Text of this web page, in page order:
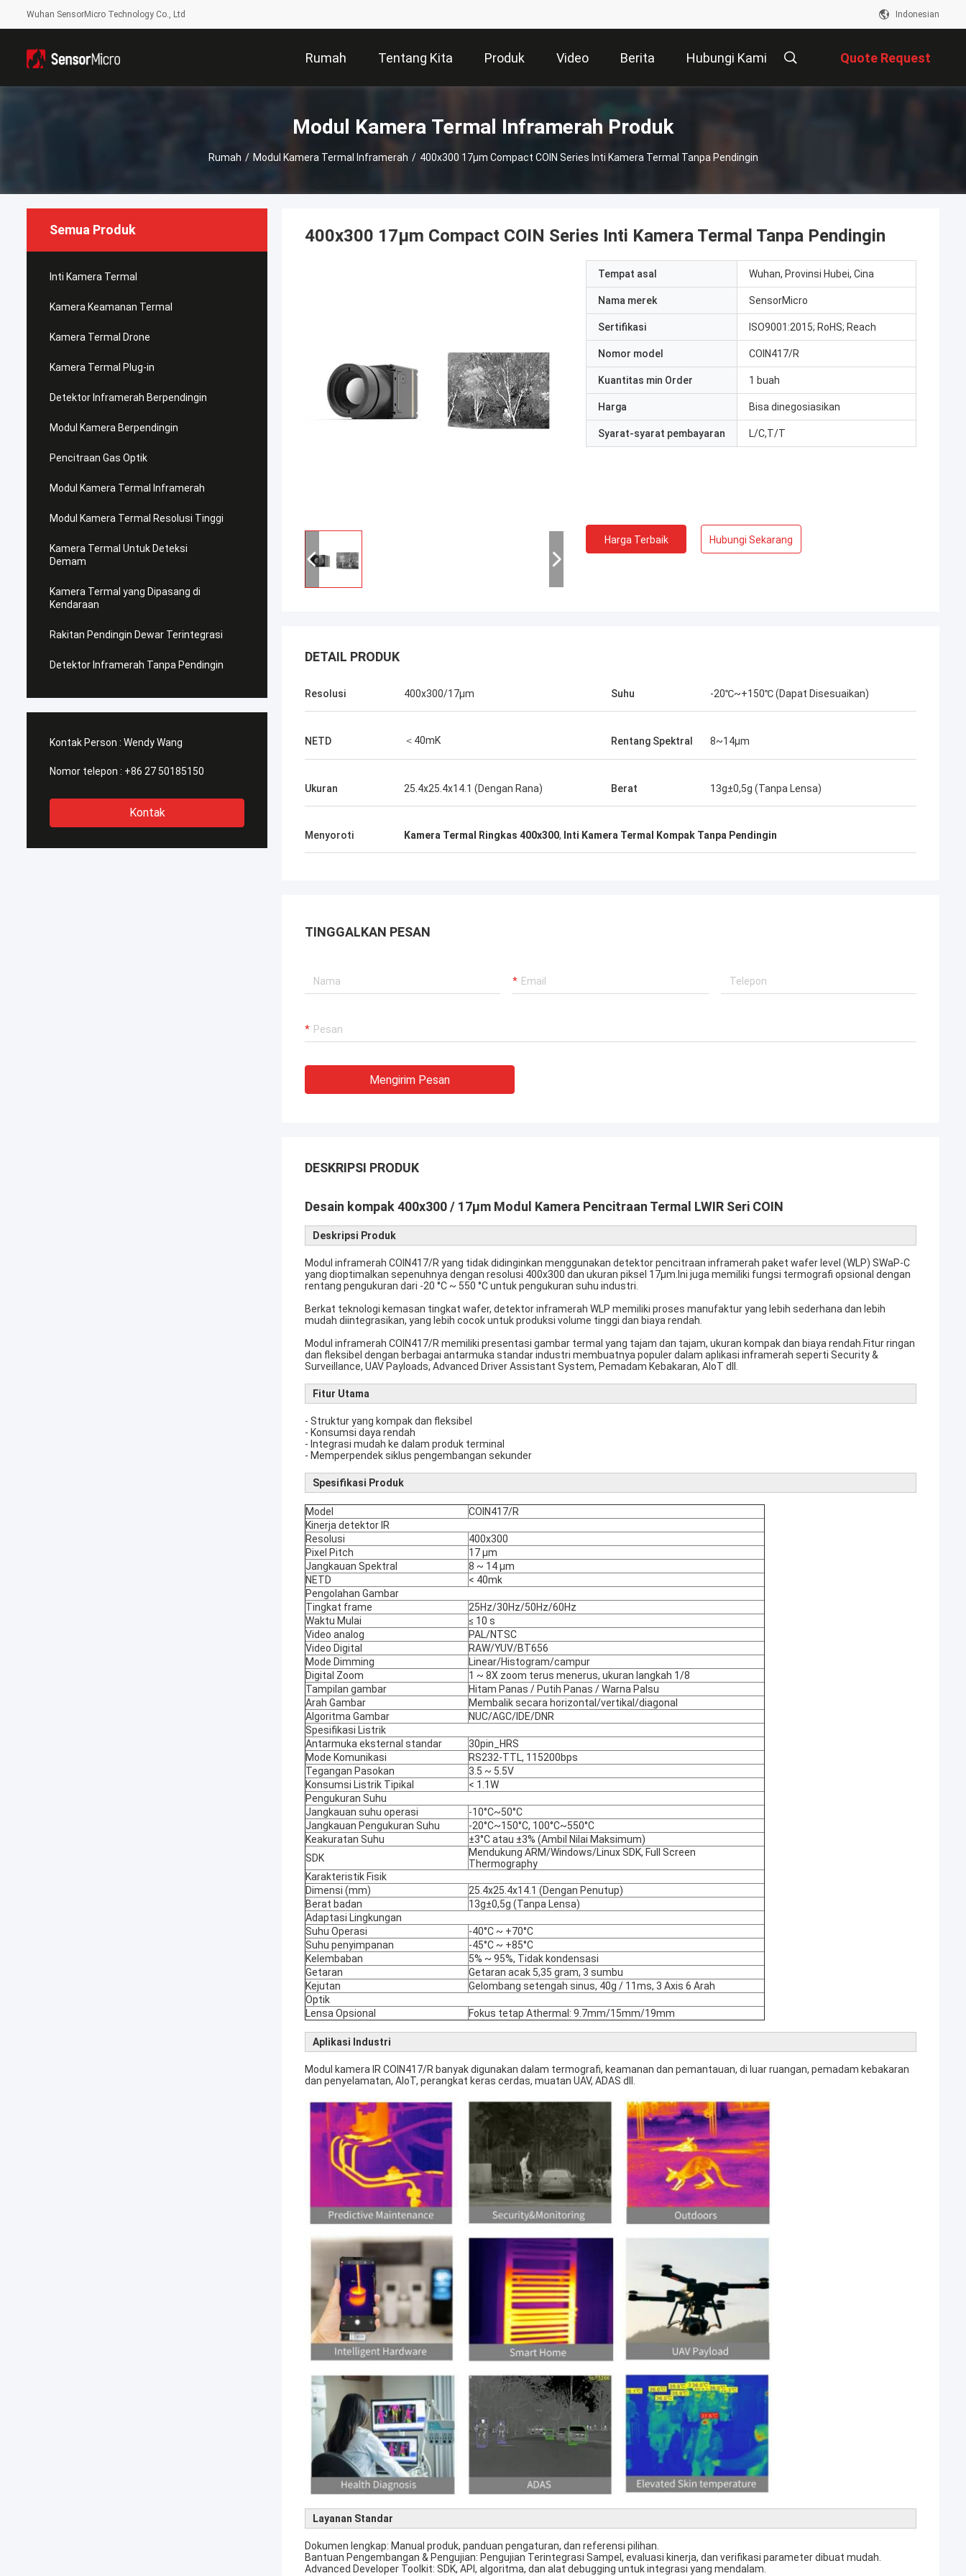
Wuhan SensorMicro Technology Co., Ltd Indonesian
Rumah Tentang Kita Produk Video Berita Hubungi Kami Quote Request
Modul Kamera Termal Inframerah Produk
Rumah / Modul Kamera Termal Inframerah / 400x300 17μm Compact COIN Series Inti Kamera Termal Tanpa Pendingin
Semua Produk
Inti Kamera Termal
Kamera Keamanan Termal
Kamera Termal Drone
Kamera Termal Plug-in
Detektor Inframerah Berpendingin
Modul Kamera Berpendingin
Pencitraan Gas Optik
Modul Kamera Termal Inframerah
Modul Kamera Termal Resolusi Tinggi
Kamera Termal Untuk Deteksi
Demam
Kamera Termal yang Dipasang di
Kendaraan
Rakitan Pendingin Dewar Terintegrasi
Detektor Inframerah Tanpa Pendingin
Kontak Person : Wendy Wang
Nomor telepon : +86 27 50185150
Kontak
400x300 17μm Compact COIN Series Inti Kamera Termal Tanpa Pendingin
Tempat asal Wuhan, Provinsi Hubei, Cina
Nama merek SensorMicro
Sertifikasi ISO9001:2015; RoHS; Reach
Nomor model COIN417/R
Kuantitas min Order 1 buah
Harga Bisa dinegosiasikan
Syarat-syarat pembayaran L/C,T/T
Harga Terbaik Hubungi Sekarang
DETAIL PRODUK
Resolusi 400x300/17μm Suhu -20℃~+150℃ (Dapat Disesuaikan)
NETD ＜40mK Rentang Spektral 8~14μm
Ukuran 25.4x25.4x14.1 (Dengan Rana) Berat 13g±0,5g (Tanpa Lensa)
Menyoroti Kamera Termal Ringkas 400x300, Inti Kamera Termal Kompak Tanpa Pendingin
TINGGALKAN PESAN
Mengirim Pesan
DESKRIPSI PRODUK
Desain kompak 400x300 / 17μm Modul Kamera Pencitraan Termal LWIR Seri COIN
Deskripsi Produk
Modul inframerah COIN417/R yang tidak didinginkan menggunakan detektor pencitraan inframerah paket wafer level (WLP) SWaP-C
yang dioptimalkan sepenuhnya dengan resolusi 400x300 dan ukuran piksel 17μm.Ini juga memiliki fungsi termografi opsional dengan
rentang pengukuran dari -20 °C ~ 550 °C untuk pengukuran suhu industri.
Berkat teknologi kemasan tingkat wafer, detektor inframerah WLP memiliki proses manufaktur yang lebih sederhana dan lebih
mudah diintegrasikan, yang lebih cocok untuk produksi volume tinggi dan biaya rendah.
Modul inframerah COIN417/R memiliki presentasi gambar termal yang tajam dan tajam, ukuran kompak dan biaya rendah.Fitur ringan
dan fleksibel dengan berbagai antarmuka standar industri membuatnya populer dalam aplikasi inframerah seperti Security &
Surveillance, UAV Payloads, Advanced Driver Assistant System, Pemadam Kebakaran, AIoT dll.
Fitur Utama
- Struktur yang kompak dan fleksibel
- Konsumsi daya rendah
- Integrasi mudah ke dalam produk terminal
- Memperpendek siklus pengembangan sekunder
Spesifikasi Produk
Model
COIN417/R
Kinerja detektor IR
Resolusi
400x300
Pixel Pitch
17 μm
Jangkauan Spektral
8 ~ 14 μm
NETD
< 40mk
Pengolahan Gambar
Tingkat frame
25Hz/30Hz/50Hz/60Hz
Waktu Mulai
≤ 10 s
Video analog
PAL/NTSC
Video Digital
RAW/YUV/BT656
Mode Dimming
Linear/Histogram/campur
Digital Zoom
1 ~ 8X zoom terus menerus, ukuran langkah 1/8
Tampilan gambar
Hitam Panas / Putih Panas / Warna Palsu
Arah Gambar
Membalik secara horizontal/vertikal/diagonal
Algoritma Gambar
NUC/AGC/IDE/DNR
Spesifikasi Listrik
Antarmuka eksternal standar
30pin_HRS
Mode Komunikasi
RS232-TTL, 115200bps
Tegangan Pasokan
3.5 ~ 5.5V
Konsumsi Listrik Tipikal
< 1.1W
Pengukuran Suhu
Jangkauan suhu operasi
-10°C~50°C
Jangkauan Pengukuran Suhu
-20°C~150°C, 100°C~550°C
Keakuratan Suhu
±3°C atau ±3% (Ambil Nilai Maksimum)
SDK
Mendukung ARM/Windows/Linux SDK, Full Screen
Thermography
Karakteristik Fisik
Dimensi (mm)
25.4x25.4x14.1 (Dengan Penutup)
Berat badan
13g±0,5g (Tanpa Lensa)
Adaptasi Lingkungan
Suhu Operasi
-40°C ~ +70°C
Suhu penyimpanan
-45°C ~ +85°C
Kelembaban
5% ~ 95%, Tidak kondensasi
Getaran
Getaran acak 5,35 gram, 3 sumbu
Kejutan
Gelombang setengah sinus, 40g / 11ms, 3 Axis 6 Arah
Optik
Lensa Opsional
Fokus tetap Athermal: 9.7mm/15mm/19mm
Aplikasi Industri
Modul kamera IR COIN417/R banyak digunakan dalam termografi, keamanan dan pemantauan, di luar ruangan, pemadam kebakaran
dan penyelamatan, AIoT, perangkat keras cerdas, muatan UAV, ADAS dll.
Layanan Standar
Dokumen lengkap: Manual produk, panduan pengaturan, dan referensi pilihan.
Bantuan Pengembangan & Pengujian: Pengujian Terintegrasi Sampel, evaluasi kinerja, dan verifikasi parameter dibuat mudah.
Advanced Developer Toolkit: SDK, API, algoritma, dan alat debugging untuk integrasi yang mendalam.